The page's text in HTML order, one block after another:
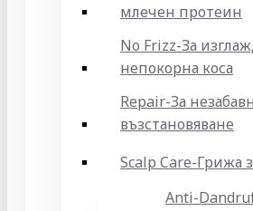
млечен протеин
No Frizz-За
непокорна коса
Repair-За
възстановяване
Scalp Care-Грижа
Anti-